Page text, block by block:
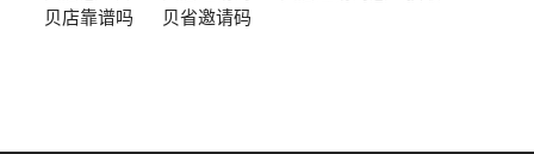
贝店靠谱吗
贝省邀请码